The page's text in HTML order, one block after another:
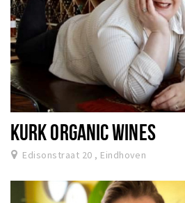
KURK ORGANIC WINES
Edisonstraat 20 , Eindhoven